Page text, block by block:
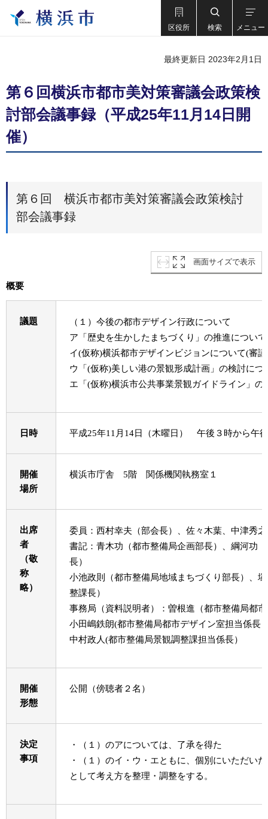
区役所 検索 メニュー
最終更新日 2023年2月1日
第６回横浜市都市美対策審議会政策検
討部会議事録（平成25年11月14日開
催）
第６回 横浜市都市美対策審議会政策検討
部会議事録
画面サイズで表示
概要
議題
（１）今後の都市デザイン行政について
ア「歴史を生かしたまちづくり」の推進につい
イ(仮称)横浜都市デザインビジョンについて(審
ウ「(仮称)美しい港の景観形成計画」の検討につ
エ「(仮称)横浜市公共事業景観ガイドライン」の
日時 平成25年11月14日（木曜日） 午後３時から午
開催
場所
横浜市庁舎 5階 関係機関執務室１
出席
者
（敬
称
略）
委員：西村幸夫（部会長）、佐々木葉、中津秀
書記：青木功（都市整備局企画部長）、綱河功
長）
小池政則（都市整備局地域まちづくり部長）、
整課長）
事務局（資料説明者）：曽根進（都市整備局都
小田嶋鉄朗(都市整備局都市デザイン室担当係長
中村政人(都市整備局景観調整課担当係長）
開催
形態
公開（傍聴者２名）
決定
事項
・（１）のアについては、了承を得た
・（１）のイ・ウ・エともに、個別にいただい
として考え方を整理・調整をする。